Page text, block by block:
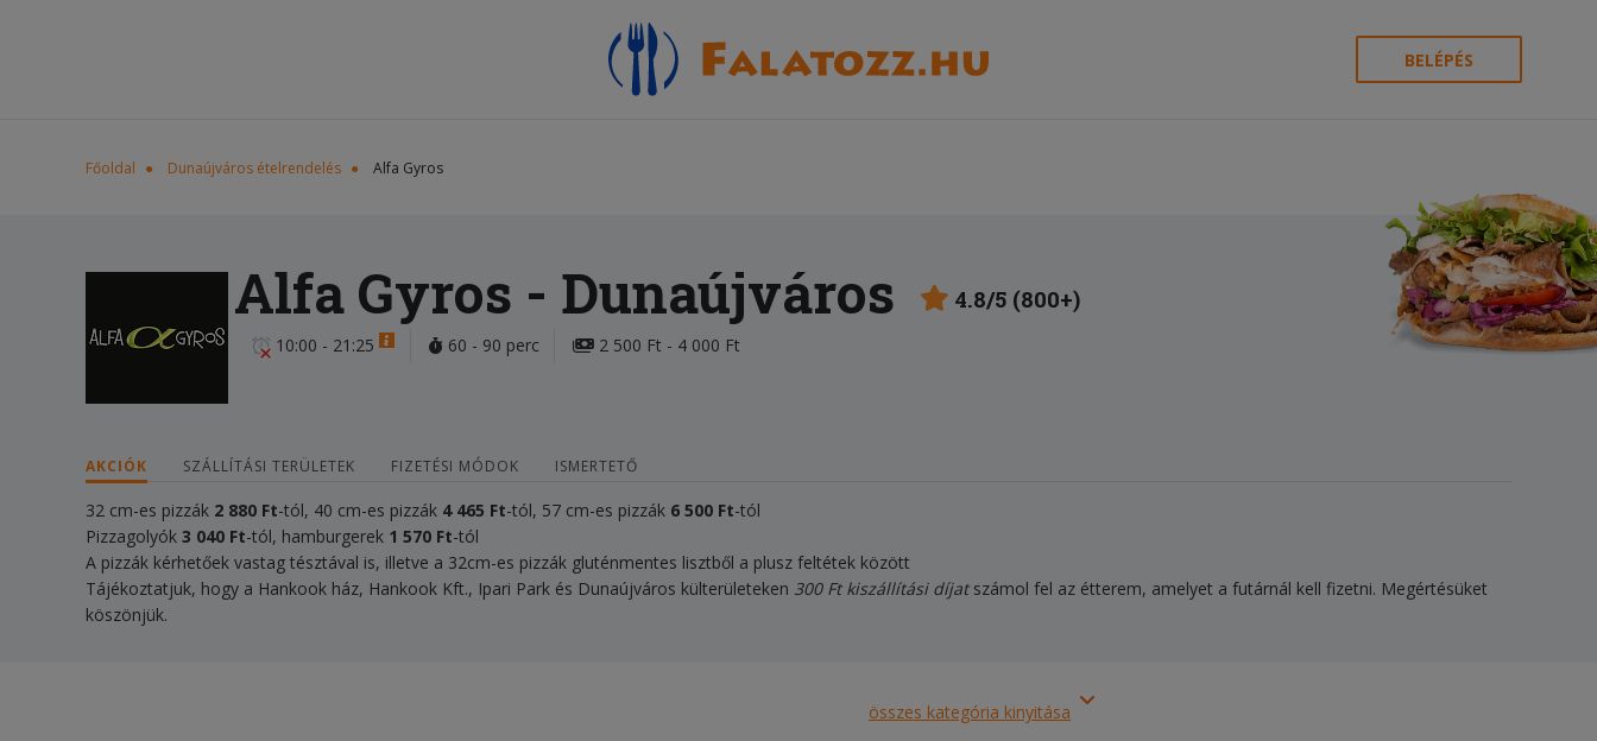
BELÉPÉS
Főoldal Dunaújváros ételrendelés Alfa Gyros
Alfa Gyros - Dunaújváros 4.8/5 (800+)
10:00 - 21:25 60 - 90 perc 2 500 Ft - 4 000 Ft
AKCIÓK SZÁLLÍTÁSI TERÜLETEK FIZETÉSI MÓDOK ISMERTETŐ
32 cm-es pizzák 2 880 Ft-tól, 40 cm-es pizzák 4 465 Ft-tól, 57 cm-es pizzák 6 500 Ft-tól
Pizzagolyók 3 040 Ft-tól, hamburgerek 1 570 Ft-tól
A pizzák kérhetőek vastag tésztával is, illetve a 32cm-es pizzák gluténmentes lisztből a plusz feltétek között
Tájékoztatjuk, hogy a Hankook ház, Hankook Kft., Ipari Park és Dunaújváros külterületeken 300 Ft kiszállítási díjatszámol fel az étterem, amelyet a futárnál kell fizetni. Megértésüket
köszönjük.
összes kategória kinyitása